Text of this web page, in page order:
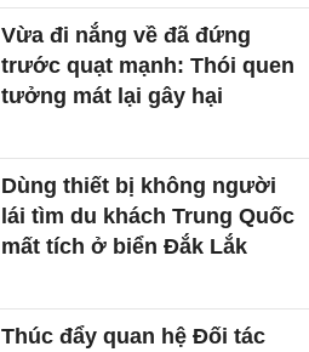
Vừa đi nắng về đã đứng
trước quạt mạnh: Thói quen
tưởng mát lại gây hại
Dùng thiết bị không người
lái tìm du khách Trung Quốc
mất tích ở biển Đắk Lắk
Thúc đẩy quan hệ Đối tác